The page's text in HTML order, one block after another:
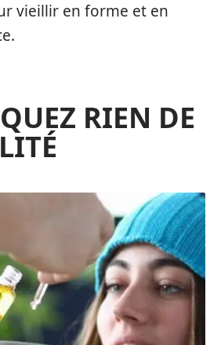
vieillir en forme et en
RIEN DE